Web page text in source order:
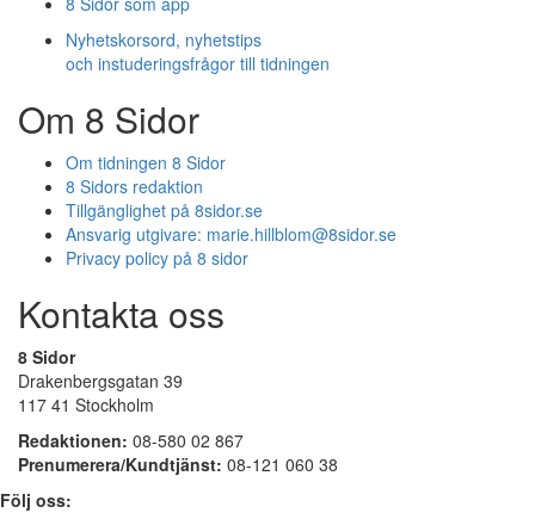
Nyhetskorsord, nyhetstips
och instuderingsfrågor till tidningen
Om 8 Sidor
Om tidningen 8 Sidor
8 Sidors redaktion
Tillgänglighet på 8sidor.se
Ansvarig utgivare: marie.hillblom@8sidor.se
Privacy policy på 8 sidor
Kontakta oss
8 Sidor
Drakenbergsgatan 39
117 41 Stockholm
Redaktionen: 08-580 02 867
Prenumerera/Kundtjänst: 08-121 060 38
Följ oss: